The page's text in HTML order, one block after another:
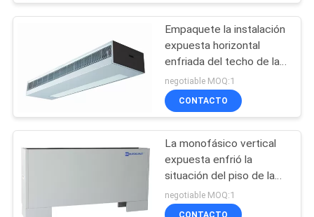
VIAJE
FÁBRICA
CONTROL
DE
CALIDAD
Empaquete la instalación
expuesta horizontal
enfriada del techo de la
unidad de la bobina de la
fan del agua
negotiable MOQ:1
CONTACTO
La monofásico vertical
expuesta enfrió la
situación del piso de la
unidad de la bobina de la
fan del agua
negotiable MOQ:1
CONTACTO